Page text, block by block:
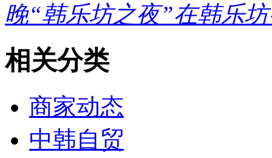
晚“韩乐坊之夜”在韩乐
相关分类
商家动态
中韩自贸